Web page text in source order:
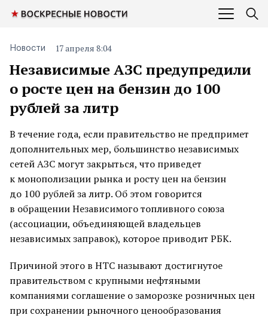
Независимые АЗС предупредили
о росте цен на бензин до 100
рублей за литр
Новости 17 апреля 8:04
В течение года, если правительство не предпримет
дополнительных мер, большинство независимых
сетей АЗС могут закрыться, что приведет
к монополизации рынка и росту цен на бензин
до 100 рублей за литр. Об этом говорится
в обращении Независимого топливного союза
(ассоциации, объединяющей владельцев
независимых заправок), которое приводит РБК.
Причиной этого в НТС называют достигнутое
правительством с крупными нефтяными
компаниями соглашение о заморозке розничных цен
при сохранении рыночного ценообразования